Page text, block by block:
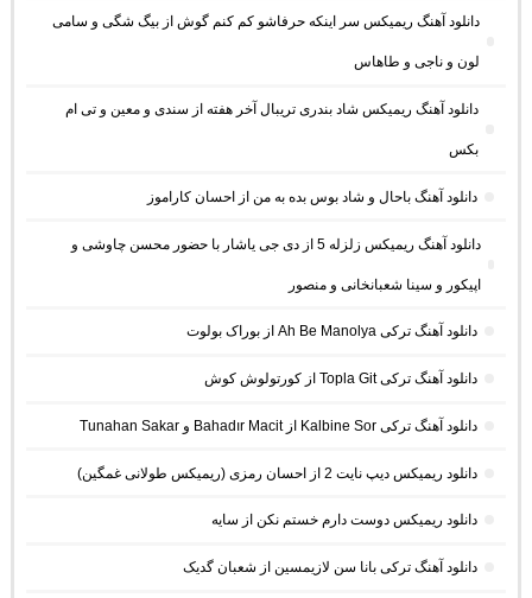
دانلود آهنگ ریمیکس سر اینکه حرفاشو کم کنم گوش از بیگ شگی و سامی
لون و ناجی و طاهاس
دانلود آهنگ ریمیکس شاد بندری تریبال آخر هفته از سندی و معین و تی ام
بکس
دانلود آهنگ باحال و شاد بوس بده به من از احسان کاراموز
دانلود آهنگ ریمیکس زلزله 5 از دی جی یاشار با حضور محسن چاوشی و
اپیکور و سینا شعبانخانی و منصور
دانلود آهنگ ترکی Ah Be Manolya از بوراک بولوت
دانلود آهنگ ترکی Topla Git از کورتولوش کوش
دانلود آهنگ ترکی Kalbine Sor از Bahadır Macit و Tunahan Sakar
دانلود ریمیکس دیپ نایت 2 از احسان رمزی (ریمیکس طولانی غمگین)
دانلود ریمیکس دوست دارم خستم نکن از سایه
دانلود آهنگ ترکی بانا سن لازیمسین از شعبان گدیک